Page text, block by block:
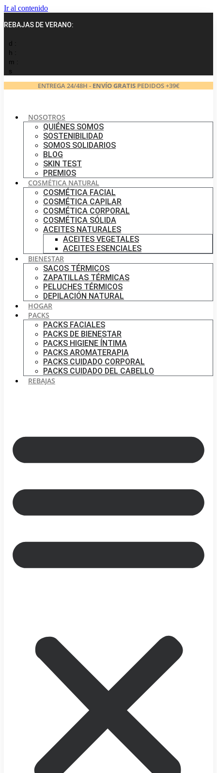
Ir al contenido
REBAJAS DE VERANO:
d :
h :
m :
s
ENTREGA 24/48H - ENVÍO GRATISPEDIDOS +39€
NOSOTROS
QUIÉNES SOMOS
SOSTENIBILIDAD
SOMOS SOLIDARIOS
BLOG
SKIN TEST
PREMIOS
COSMÉTICA NATURAL
COSMÉTICA FACIAL
COSMÉTICA CAPILAR
COSMÉTICA CORPORAL
COSMÉTICA SÓLIDA
ACEITES NATURALES
ACEITES VEGETALES
ACEITES ESENCIALES
BIENESTAR
SACOS TÉRMICOS
ZAPATILLAS TÉRMICAS
PELUCHES TÉRMICOS
DEPILACIÓN NATURAL
HOGAR
PACKS
PACKS FACIALES
PACKS DE BIENESTAR
PACKS HIGIENE ÍNTIMA
PACKS AROMATERAPIA
PACKS CUIDADO CORPORAL
PACKS CUIDADO DEL CABELLO
REBAJAS